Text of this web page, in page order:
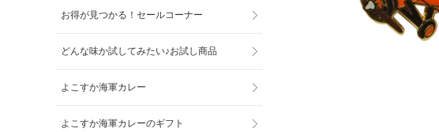
お得が見つかる！セールコーナー
どんな味か試してみたい♪お試し商品
よこすか海軍カレー
よこすか海軍カレーのギフト